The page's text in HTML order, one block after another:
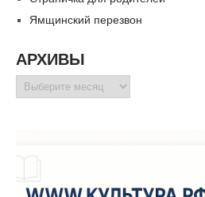
Ямщинский перезвон
АРХИВЫ
Архивы